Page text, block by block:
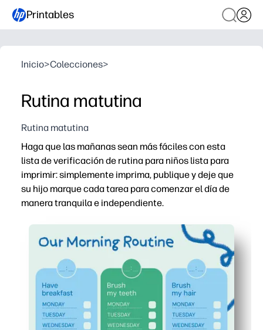
Printables
Inicio>Colecciones>
Rutina matutina
Rutina matutina
Haga que las mañanas sean más fáciles con esta
lista de verificación de rutina para niños lista para
imprimir: simplemente imprima, publique y deje que
su hijo marque cada tarea para comenzar el día de
manera tranquila e independiente.
Configuración sin preparación: puede imprimir en
Indicaciones visuales y aptas para niños: perfectas
Fomenta la independencia y la responsabilidad: a los
Reduce los recordatorios: hace que todos lleguen a